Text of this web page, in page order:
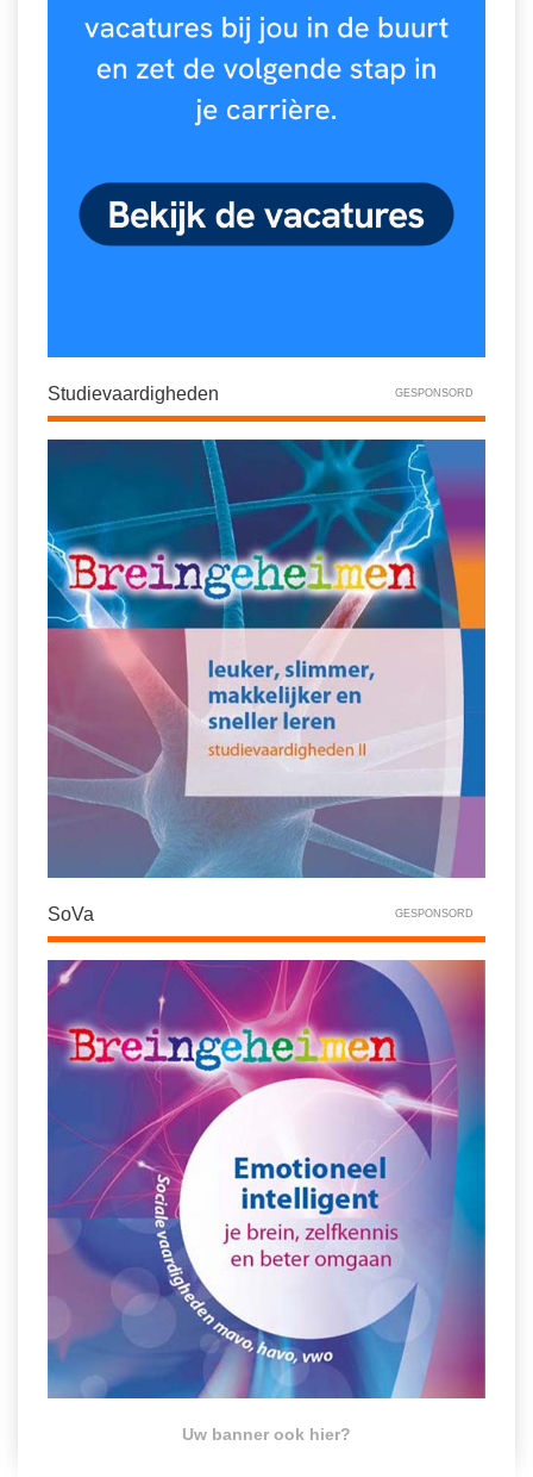
Studievaardigheden GESPONSORD
SoVa GESPONSORD
Uw banner ook hier?